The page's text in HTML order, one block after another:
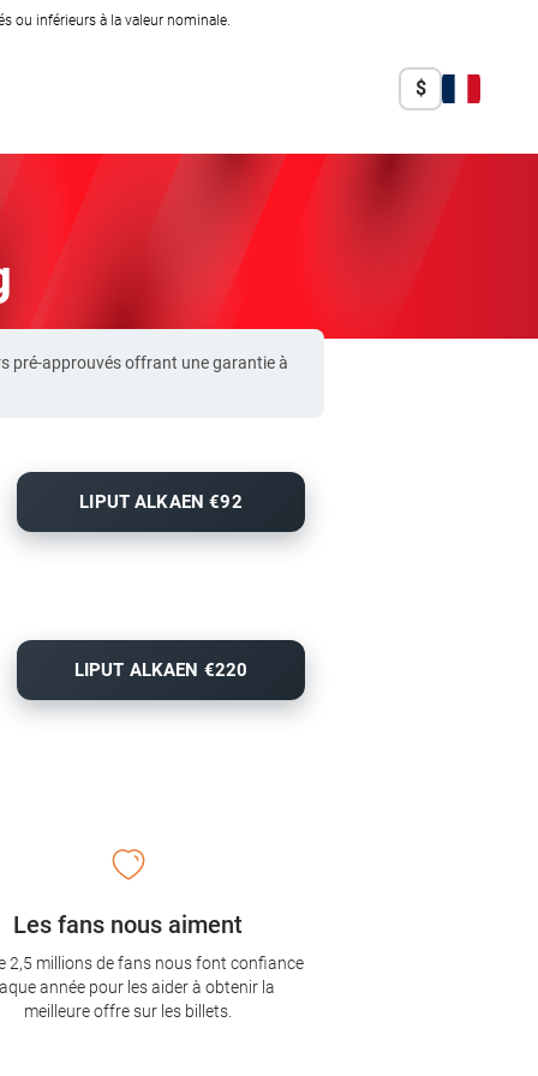
ou inférieurs à la valeur nominale.
$
pré-approuvés offrant une garantie à
LIPUT ALKAEN €92
LIPUT ALKAEN €220
Les fans nous aiment
2,5 millions de fans nous font confiance
année pour les aider à obtenir la
meilleure offre sur les billets.